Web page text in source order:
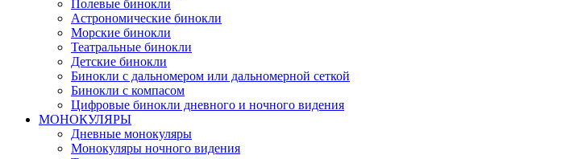
Полевые бинокли
Астрономические бинокли
Морские бинокли
Театральные бинокли
Детские бинокли
Бинокли с дальномером или дальномерной сеткой
Бинокли с компасом
Цифровые бинокли дневного и ночного видения
МОНОКУЛЯРЫ
Дневные монокуляры
Монокуляры ночного видения